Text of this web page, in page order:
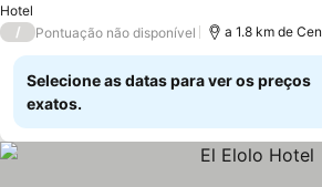
Hotel
/ Pontuação não disponível a 1.8 km de
Selecione as datas para ver os preços
exatos.